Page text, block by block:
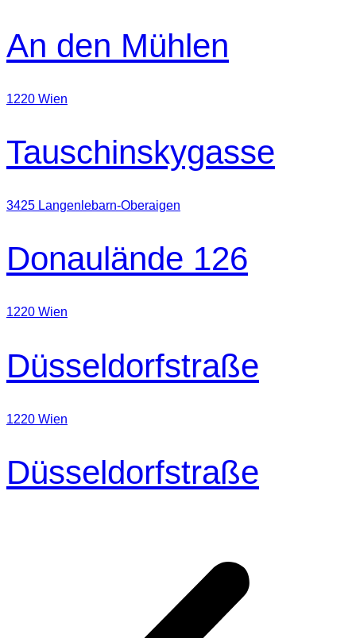
An den Mühlen
1220 Wien
Tauschinskygasse
3425 Langenlebarn-Oberaigen
Donaulände 126
1220 Wien
Düsseldorfstraße
1220 Wien
Düsseldorfstraße